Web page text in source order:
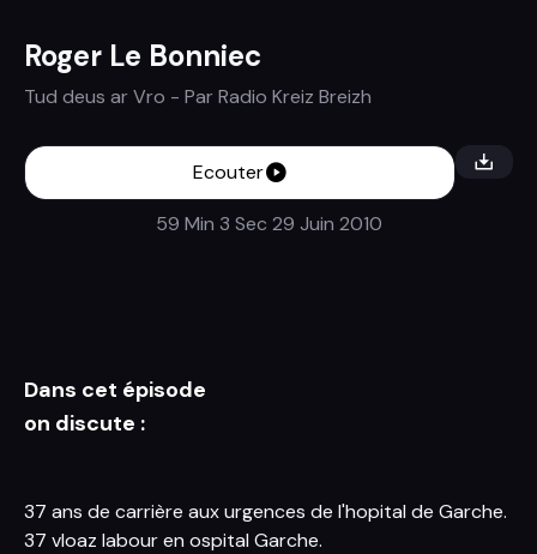
Roger Le Bonniec
Tud deus ar Vro - ParRadio Kreiz Breizh
Ecouter
59 Min 3 Sec 29 Juin 2010
Dans cet épisode
on discute :
37 ans de carrière aux urgences de l'hopital de Garche.
37 vloaz labour en ospital Garche.